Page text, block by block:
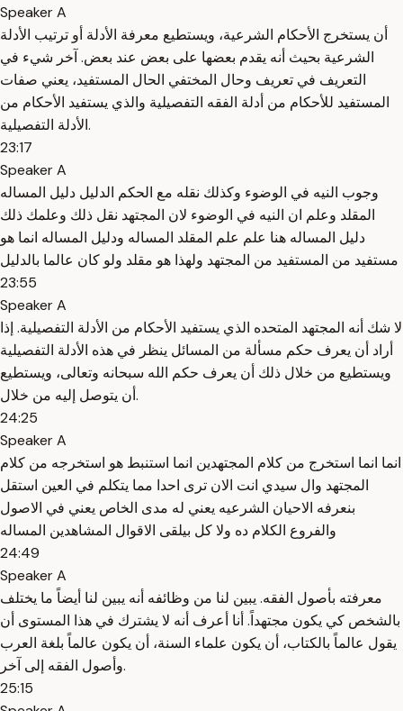
Speaker A
أن يستخرج الأحكام الشرعية، ويستطيع معرفة الأدلة أو ترتيب الأدلة
الشرعية بحيث أنه يقدم بعضها على بعض عند بعض. آخر شيء في
التعريف في تعريف وحال المختفي الحال المستفيد، يعني صفات
المستفيد للأحكام من أدلة الفقه التفصيلية والذي يستفيد الأحكام من
الأدلة التفصيلية.
23:17
Speaker A
وجوب النيه في الوضوء وكذلك نقله مع الحكم الدليل دليل المساله
المقلد وعلم ان النيه في الوضوء لان المجتهد نقل ذلك وعلمك ذلك
دليل المساله هنا علم علم المقلد المساله ودليل المساله انما هو
مستفيد من المستفيد من المجتهد ولهذا هو مقلد ولو كان عالما بالدليل
23:55
Speaker A
لا شك أنه المجتهد المتحده الذي يستفيد الأحكام من الأدلة التفصيلية. إذا
أراد أن يعرف حكم مسألة من المسائل ينظر في هذه الأدلة التفصيلية
ويستطيع من خلال ذلك أن يعرف حكم الله سبحانه وتعالى، ويستطيع
أن يتوصل إليه من خلال.
24:25
Speaker A
انما انما استخرج من كلام المجتهدين انما استنبط هو استخرجه من كلام
المجتهد وال سيدي انت الان ترى احدا مما يتكلم في العين استقل
بنعرفه الاحيان الشرعيه يعني له مدى الخاص يعني في الاصول
والفروع الكلام ده ولا كل بيلقى الاقوال المشاهدين المساله
24:49
Speaker A
معرفته بأصول الفقه. يبين لنا من وظائفه أنه يبين لنا أيضاً ما يختلف
بالشخص كي يكون مجتهداً. أنا أعرف أنه لا يشترك في هذا المستوى أن
يقول عالماً بالكتاب، أن يكون علماء السنة، أن يكون عالماً بلغة العرب
وأصول الفقه إلى آخر.
25:15